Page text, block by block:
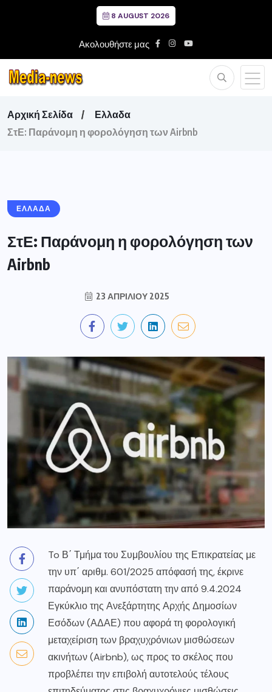
8 AUGUST 2026
Ακολουθήστε μας
Αρχική Σελίδα
Ελλαδα
ΣτΕ: Παράνομη η φορολόγηση των Airbnb
ΕΛΛΑΔΑ
ΣτΕ: Παράνομη η φορολόγηση των
Airbnb
23 ΑΠΡΙΛΊΟΥ 2025
To Β΄ Τμήμα του Συμβουλίου της Επικρατείας με
την υπ΄ αριθμ. 601/2025 απόφασή της, έκρινε
παράνομη και ανυπόστατη την από 9.4.2024
Εγκύκλιο της Ανεξάρτητης Αρχής Δημοσίων
Εσόδων (ΑΔΑΕ) που αφορά τη φορολογική
μεταχείριση των βραχυχρόνιων μισθώσεων
ακινήτων (Airbnb), ως προς το σκέλος που
προβλέπει την επιβολή αυτοτελούς τέλους